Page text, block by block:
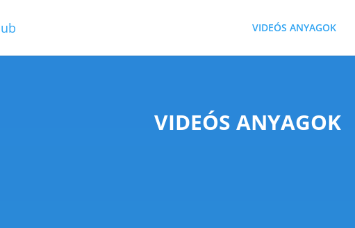
VIDEÓS ANYAGOK
VIDEÓS ANYAGOK